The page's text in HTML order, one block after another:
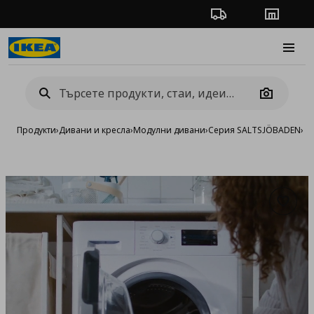
Проследяване на
Camera
Продукти›Дивани и кресла›Модулни дивани›Серия SALTSJÖBADEN›